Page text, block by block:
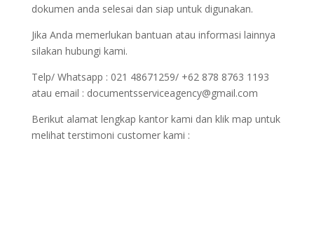
dokumen anda selesai dan siap untuk digunakan.
Jika Anda memerlukan bantuan atau informasi lainnya
silakan hubungi kami.
Telp/ Whatsapp : 021 48671259/ +62 878 8763 1193
atau email : documentsserviceagency@gmail.com
Berikut alamat lengkap kantor kami dan klik map untuk
melihat terstimoni customer kami :